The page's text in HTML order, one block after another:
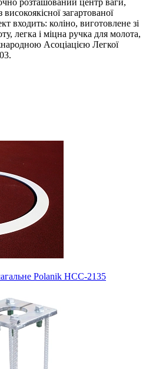
загартованої
входить: коліно, виготовлене зі
легка і міцна ручка для молота,
Асоціацією Легкої
Polanik HCC-2135